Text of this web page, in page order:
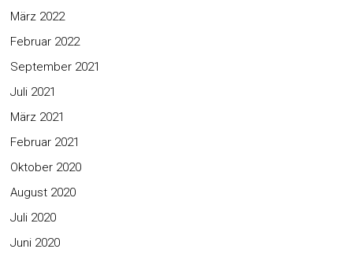
März 2022
Februar 2022
September 2021
Juli 2021
März 2021
Februar 2021
Oktober 2020
August 2020
Juli 2020
Juni 2020